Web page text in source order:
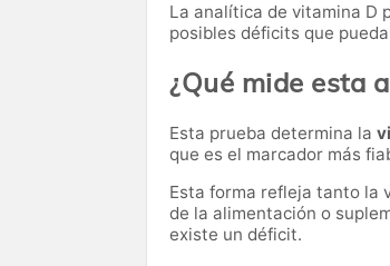
La analítica de vitamina D
posibles déficits que
¿Qué mide esta
Esta prueba determina la
que es el marcador más
Esta forma refleja tanto la
de la alimentación o
existe un déficit.